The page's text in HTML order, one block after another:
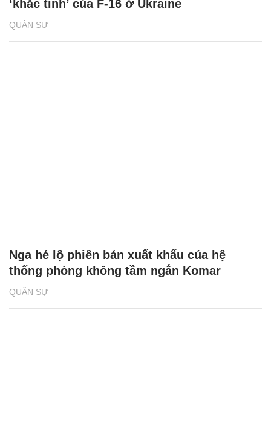
QUÂN SỰ
‘khắc tinh’ của F-16 ở Ukraine
QUÂN SỰ
Nga hé lộ phiên bản xuất khẩu của hệ
thống phòng không tầm ngắn Komar